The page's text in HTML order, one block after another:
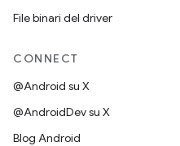
File binari del driver
CONNECT
@Android su X
@AndroidDev su X
Blog Android